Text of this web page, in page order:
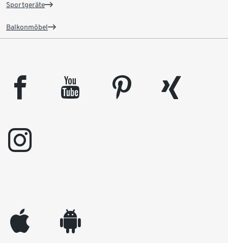
Sportgeräte
Balkonmöbel
facebook youtube pinterest
xing
instagram
appleinc android